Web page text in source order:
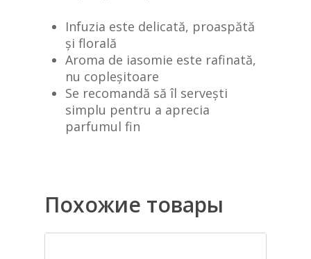
Infuzia este delicată, proaspătă
și florală
Aroma de iasomie este rafinată,
nu copleșitoare
Se recomandă să îl servești
simplu pentru a aprecia
parfumul fin
Похожие товары